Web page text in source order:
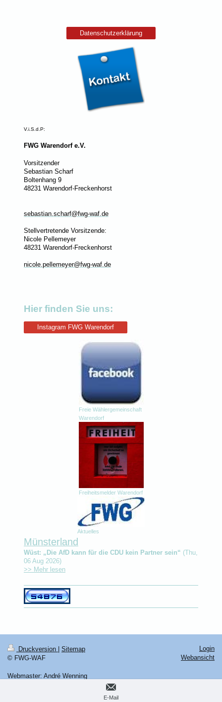
Datenschutzerklärung
V.i.S.d.P:
FWG Warendorf e.V.
Vorsitzender
Sebastian Scharf
Boltenhang 9
48231 Warendorf-Freckenhorst
sebastian.scharf@fwg-waf.de
Stellvertretende Vorsitzende:
Nicole Pellemeyer
48231 Warendorf-Freckenhorst
nicole.pellemeyer@fwg-waf.de
Hier finden Sie uns:
Instagram FWG Warendorf
Freie Wählergemeinschaft
Warendorf
Freiheitsmelder Warendorf
Aktuelles
Münsterland
Wüst: „Die AfD kann für die CDU kein Partner sein“ (Thu,
06 Aug 2026)
>> Mehr lesen
Druckversion
Sitemap
© FWG-WAF
Webmaster: André Wenning
Login
Webansicht
E-Mail